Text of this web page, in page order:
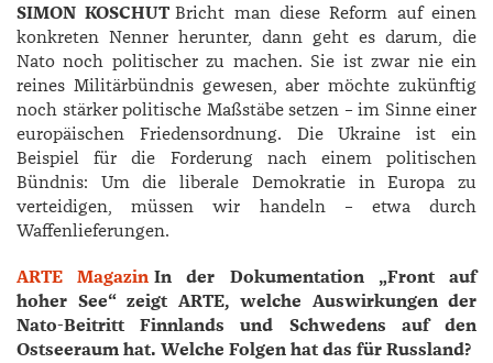
SIMON KOSCHUT Bricht man diese Reform auf einen
konkreten Nenner herunter, dann geht es darum, die
Nato noch politischer zu machen. Sie ist zwar nie ein
reines Militärbündnis gewesen, aber möchte zukünftig
noch stärker politische Maßstäbe setzen – im Sinne einer
europäischen Friedensordnung. Die Ukraine ist ein
Beispiel für die Forderung nach einem politischen
Bündnis: Um die liberale Demokratie in Europa zu
verteidigen, müssen wir handeln – etwa durch
Waffenlieferungen.
ARTE Magazin In der Dokumentation „Front auf
hoher See“ zeigt ARTE, welche Auswirkungen der
Nato-Beitritt Finnlands und Schwedens auf den
Ostseeraum hat. Welche Folgen hat das für Russland?